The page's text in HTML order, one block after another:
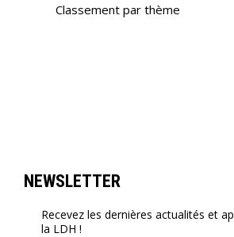
Classement par thème
NEWSLETTER
Recevez les dernières actualités et
la LDH !